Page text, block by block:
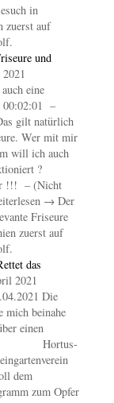
in
zuerst auf
und
eine
00:02:01 –
gilt natürlich
Wer mit mir
will ich auch
?
!!! – (Nicht
→ Der
Friseure
zuerst auf
das
2021
Die
mich beinahe
einen
. Hortus-
dem
zum Opfer